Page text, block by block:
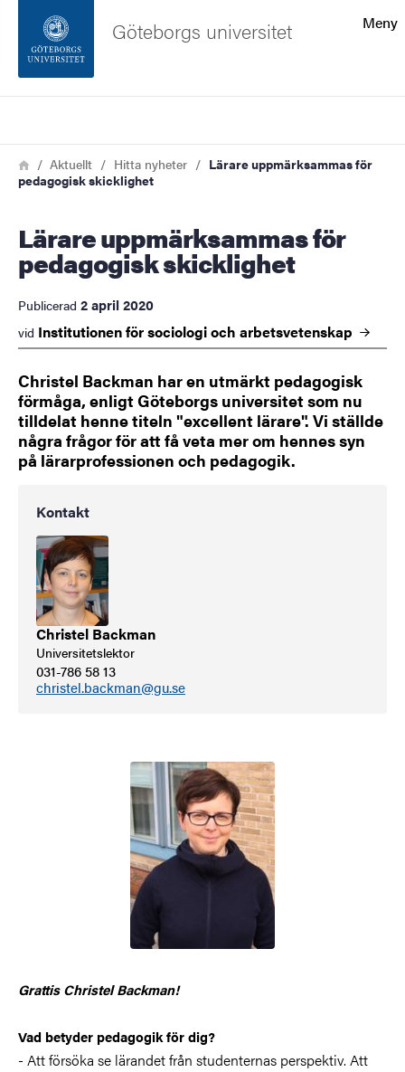
Sidfoten
Om webbplatsen
Meny
Göteborgs universitet
Länkstig
HemAktuellt Hitta nyheter
Lärare uppmärksammas för
pedagogisk skicklighet
Lärare uppmärksammas för
pedagogisk skicklighet
Publicerad 2 april 2020
vid Institutionen för sociologi och arbetsvetenskap
Christel Backman har en utmärkt pedagogisk
förmåga, enligt Göteborgs universitet som nu
tilldelat henne titeln "excellent lärare". Vi ställde
några frågor för att få veta mer om hennes syn
på lärarprofessionen och pedagogik.
Kontakt
Christel Backman
Universitetslektor
031-786 58 13
christel.backman@gu.se
Bild
Grattis Christel Backman!
Vad betyder pedagogik för dig?
- Att försöka se lärandet från studenternas perspektiv. Att